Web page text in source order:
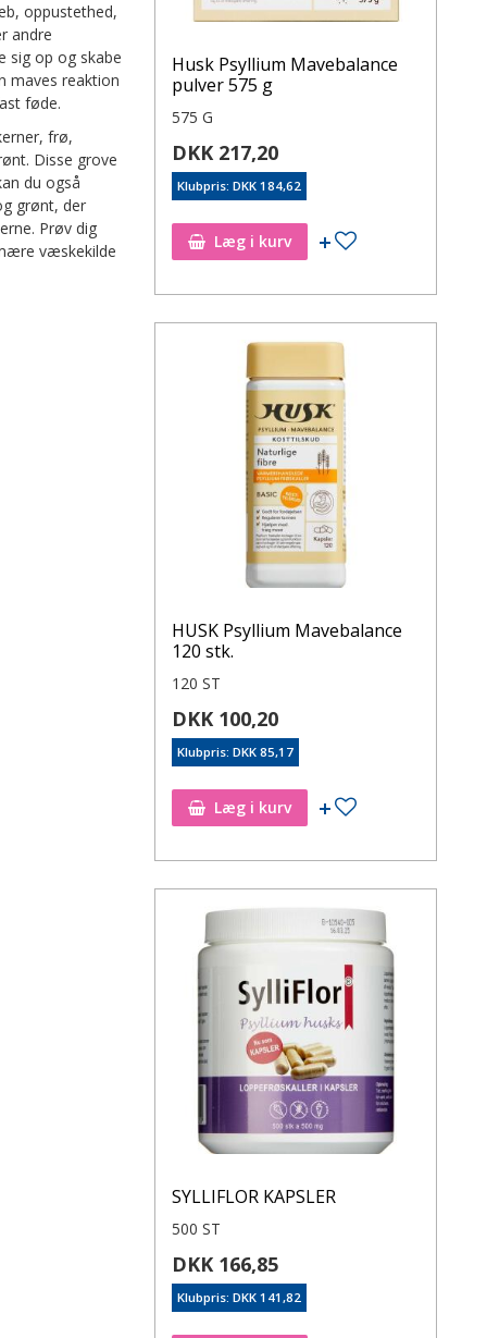
oppustethed,
andre
sig op og skabe
maves reaktion
føde.
frø,
Disse grove
du også
grønt, der
Prøv dig
væskekilde
Husk Psyllium Mavebalance
pulver 575 g
575 G
DKK 217,20
Klubpris: DKK 184,62
Læg i kurv
HUSK Psyllium Mavebalance
120 stk.
120 ST
DKK 100,20
Klubpris: DKK 85,17
Læg i kurv
SYLLIFLOR KAPSLER
500 ST
DKK 166,85
Klubpris: DKK 141,82